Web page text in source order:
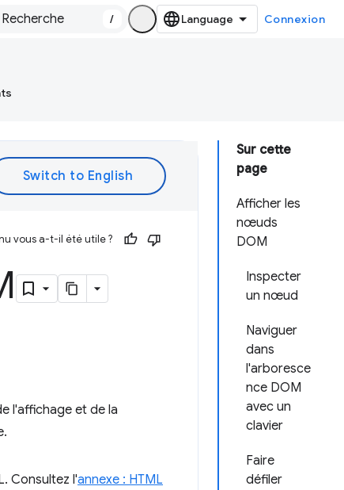
/ Connexion
Sur cette
page
Afficher les
nœuds
DOM
Inspecter
un nœud
Naviguer
dans
l'arboresce
nce DOM
avec un
clavier
Faire
défiler
vous a-t-il été utile ?
l'affichage et de la
Consultez l'annexe : HTML